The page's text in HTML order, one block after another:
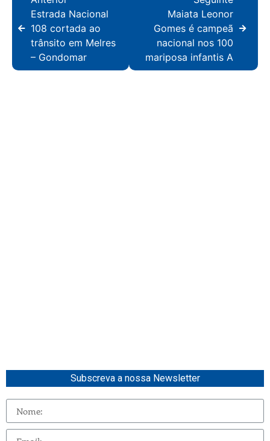
Estrada Nacional
108 cortada ao
trânsito em Melres
– Gondomar
Maiata Leonor
Gomes é campeã
nacional nos 100
mariposa infantis A
Subscreva a nossa Newsletter